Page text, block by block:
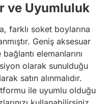
ve Uyumluluk
farklı soket boylarına
Geniş aksesuar
elemanlarını
olarak sunulduğu
satın alınmalıdır.
ile uyumlu olduğu